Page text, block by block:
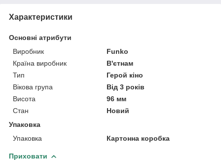
Характеристики
Основні атрибути
Виробник
Funko
Країна виробник
В'єтнам
Тип
Герой кіно
Вікова група
Від 3 років
Висота
96 мм
Стан
Новий
Упаковка
Упаковка
Картонна коробка
Приховати